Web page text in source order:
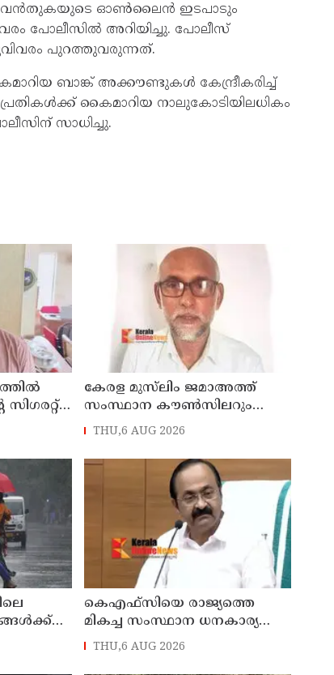
വൻതുകയുടെ ഓൺലൈൻ ഇടപാടും
പോലീസിൽ അറിയിച്ചു. പോലീസ്
പുറത്തുവരുന്നത്.
ബാങ്ക് അക്കൗണ്ടുകൾ കേന്ദ്രീകരിച്ച്
കൈമാറിയ നാലുകോടിയിലധികം
സാധിച്ചു.
സിഗരറ്റ്
കേരള മുസ്‌ലിം ജമാഅത്ത്
സംസ്ഥാന കൗൺസിലറും
തളിപ്പറമ്പിലെ മുതിർന്ന മാധ്യമ
അലി മൊഗ്രാൽ നിര്യാതനായി
THU,6 AUG 2026
കെഎഫ്‌സിയെ രാജ്യത്തെ
മികച്ച സംസ്ഥാന ധനകാര്യ
സ്ഥാപനമാക്കും: മുഖ്യമന്ത്രി വി
ഡി സതീശൻ
THU,6 AUG 2026